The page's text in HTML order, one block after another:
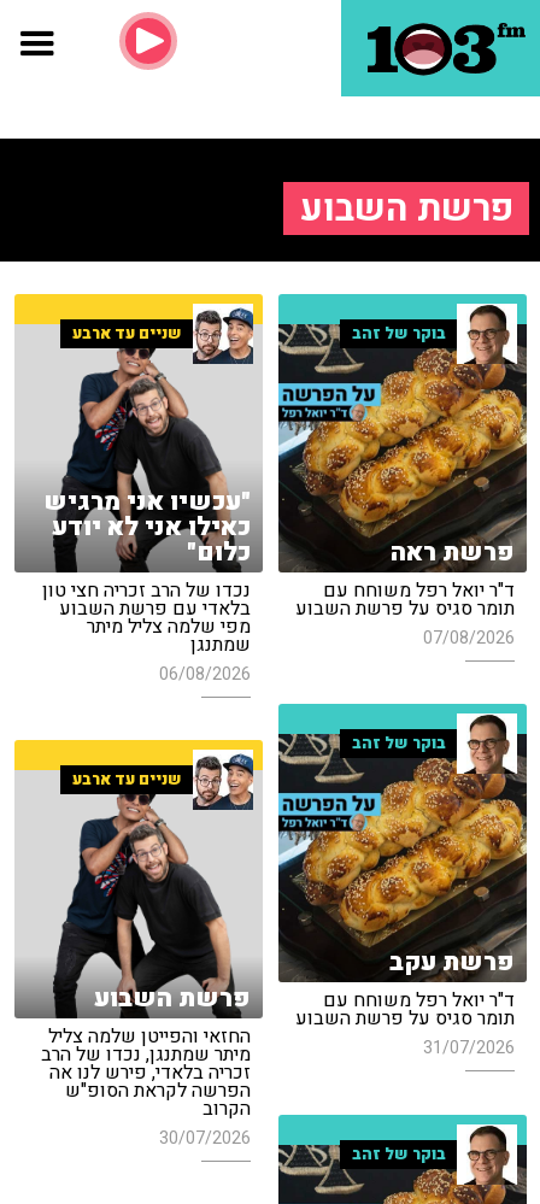
פרשת השבוע
בוקר של זהב
פרשת ראה
ד"ר יואל רפל משוחח עם
תומר סגיס על פרשת השבוע
07/08/2026
שניים עד ארבע
"עכשיו אני מרגיש
כאילו אני לא יודע
כלום"
נכדו של הרב זכריה חצי טון
בלאדי עם פרשת השבוע
מפי שלמה צליל מיתר
שמתנגן
06/08/2026
בוקר של זהב
פרשת עקב
ד"ר יואל רפל משוחח עם
תומר סגיס על פרשת השבוע
31/07/2026
שניים עד ארבע
פרשת השבוע
החזאי והפייטן שלמה צליל
מיתר שמתנגן, נכדו של הרב
זכריה בלאדי, פירש לנו אה
הפרשה לקראת הסופ"ש
הקרוב
30/07/2026
בוקר של זהב